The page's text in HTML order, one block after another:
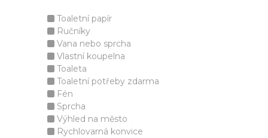
Toaletní papír
Ručníky
Vana nebo sprcha
Vlastní koupelna
Toaleta
Toaletní potřeby zdarma
Fén
Sprcha
Výhled na město
Rychlovarná konvice